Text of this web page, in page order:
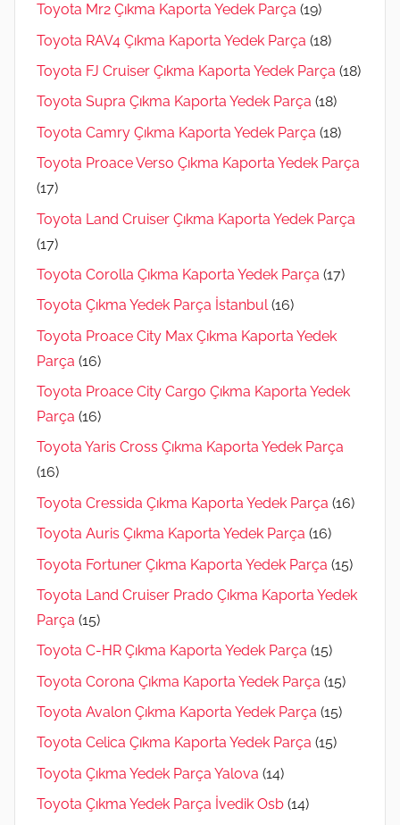
Toyota Mr2 Çıkma Kaporta Yedek Parça (19)
Toyota RAV4 Çıkma Kaporta Yedek Parça (18)
Toyota FJ Cruiser Çıkma Kaporta Yedek Parça (18)
Toyota Supra Çıkma Kaporta Yedek Parça (18)
Toyota Camry Çıkma Kaporta Yedek Parça (18)
Toyota Proace Verso Çıkma Kaporta Yedek Parça
(17)
Toyota Land Cruiser Çıkma Kaporta Yedek Parça
(17)
Toyota Corolla Çıkma Kaporta Yedek Parça (17)
Toyota Çıkma Yedek Parça İstanbul (16)
Toyota Proace City Max Çıkma Kaporta Yedek
Parça (16)
Toyota Proace City Cargo Çıkma Kaporta Yedek
Parça (16)
Toyota Yaris Cross Çıkma Kaporta Yedek Parça
(16)
Toyota Cressida Çıkma Kaporta Yedek Parça (16)
Toyota Auris Çıkma Kaporta Yedek Parça (16)
Toyota Fortuner Çıkma Kaporta Yedek Parça (15)
Toyota Land Cruiser Prado Çıkma Kaporta Yedek
Parça (15)
Toyota C-HR Çıkma Kaporta Yedek Parça (15)
Toyota Corona Çıkma Kaporta Yedek Parça (15)
Toyota Avalon Çıkma Kaporta Yedek Parça (15)
Toyota Celica Çıkma Kaporta Yedek Parça (15)
Toyota Çıkma Yedek Parça Yalova (14)
Toyota Çıkma Yedek Parça İvedik Osb (14)